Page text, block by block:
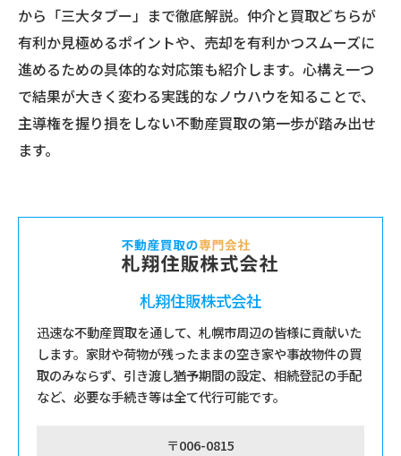
から「三大タブー」まで徹底解説。仲介と買取どちらが
有利か見極めるポイントや、売却を有利かつスムーズに
進めるための具体的な対応策も紹介します。心構え一つ
で結果が大きく変わる実践的なノウハウを知ることで、
主導権を握り損をしない不動産買取の第一歩が踏み出せ
ます。
札翔住販株式会社
迅速な不動産買取を通して、札幌市周辺の皆様に貢献いた
します。家財や荷物が残ったままの空き家や事故物件の買
取のみならず、引き渡し猶予期間の設定、相続登記の手配
など、必要な手続き等は全て代行可能です。
〒006-0815